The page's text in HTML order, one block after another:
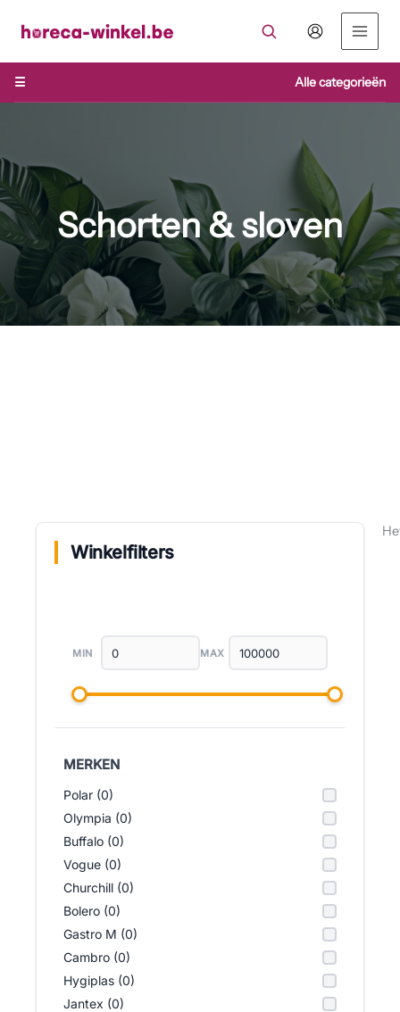
naar
inhoud
☰
Alle categorieën
Schorten & sloven
Winkelfilters
MIN MAX
MERKEN
Polar (0)
Olympia (0)
Buffalo (0)
Vogue (0)
Churchill (0)
Bolero (0)
Gastro M (0)
Cambro (0)
Hygiplas (0)
Jantex (0)